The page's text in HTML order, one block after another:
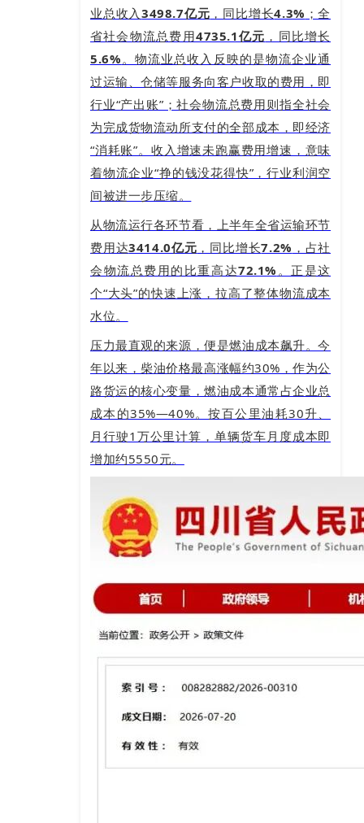
业总收入3498.7亿元 ，同比增长4.3% ；全
省社会物流总费用4735.1亿元 ，同比增长
5.6%。物流业总收入反映的是物流企业通
过运输、仓储等服务向客户收取的费用，即
行业“产出账”；社会物流总费用则指全社会
为完成货物流动所支付的全部成本，即经济
“消耗账”。收入增速未跑赢费用增速，意味
着物流企业“挣的钱没花得快”，行业利润空
间被进一步压缩。
从物流运行各环节看，上半年全省运输环节
费用达3414.0亿元 ，同比增长7.2% ，占社
会物流总费用的比重高达72.1% 。正是这
个“大头”的快速上涨，拉高了整体物流成本
水位。
压力最直观的来源，便是燃油成本飙升。今
年以来，柴油价格最高涨幅约30%，作为公
路货运的核心变量，燃油成本通常占企业总
成本的35%—40%。按百公里油耗30升、
月行驶1万公里计算，单辆货车月度成本即
增加约5550元。